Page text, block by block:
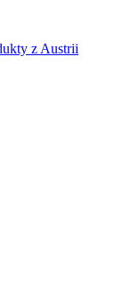
z Austrii